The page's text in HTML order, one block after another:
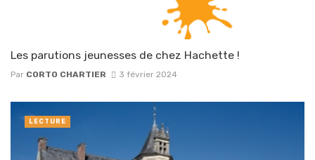
Les parutions jeunesses de chez Hachette !
Par CORTO CHARTIER 3 février 2024
LECTURE